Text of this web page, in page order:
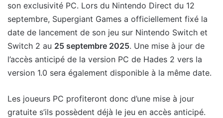
son exclusivité PC. Lors du Nintendo Direct du 12
septembre, Supergiant Games a officiellement fixé la
date de lancement de son jeu sur Nintendo Switch et
Switch 2 au 25 septembre 2025. Une mise à jour de
l’accès anticipé de la version PC de Hades 2 vers la
version 1.0 sera également disponible à la même date.
Les joueurs PC profiteront donc d’une mise à jour
gratuite s’ils possèdent déjà le jeu en accès anticipé.